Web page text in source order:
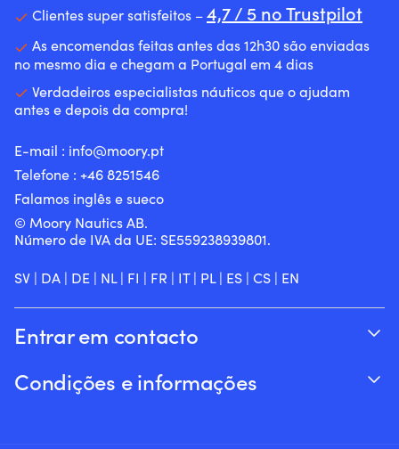
Clientes super satisfeitos –4,7 / 5 no Trustpilot
As encomendas feitas antes das 12h30 são enviadas
no mesmo dia e chegam a Portugal em 4 dias
Verdadeiros especialistas náuticos que o ajudam
antes e depois da compra!
E-mail : info@moory.pt
Telefone : +46 8251546
Falamos inglês e sueco
© Moory Nautics AB.
Número de IVA da UE: SE559238939801.
SV | DA | DE | NL| FI | FR | IT| PL| ES | CS | EN
Entrar em contacto
Sobre a Moory
Condições e informações